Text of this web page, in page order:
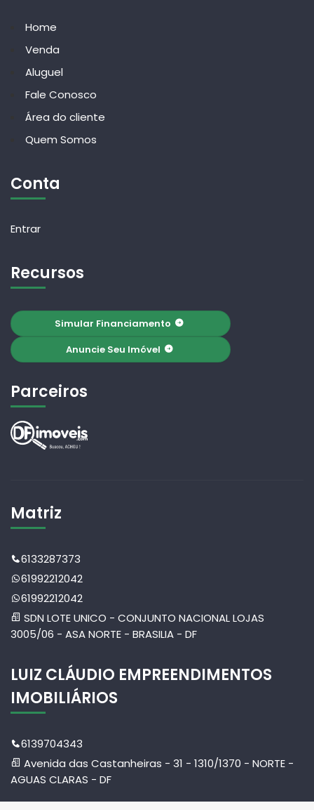
Home
Venda
Aluguel
Fale Conosco
Área do cliente
Quem Somos
Conta
Entrar
Recursos
Simular Financiamento
Anuncie Seu Imóvel
Parceiros
Matriz
6133287373
61992212042
61992212042
SDN LOTE UNICO - CONJUNTO NACIONAL LOJAS
3005/06 - ASA NORTE - BRASILIA - DF
LUIZ CLÁUDIO EMPREENDIMENTOS
IMOBILIÁRIOS
6139704343
Avenida das Castanheiras - 31 - 1310/1370 - NORTE -
AGUAS CLARAS - DF